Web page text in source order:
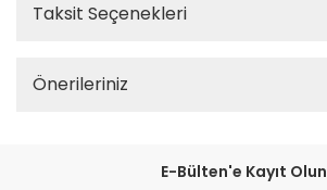
Taksit Seçenekleri
Önerileriniz
E-Bülten'e Kayıt Olun